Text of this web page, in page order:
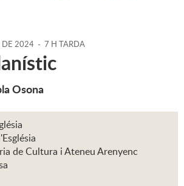
DE 2024 - 7 H TARDA
Osona
de Cultura i Ateneu Arenyenc